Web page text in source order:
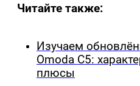
Читайте также:
Изучаем
Omoda C5:
плюсы